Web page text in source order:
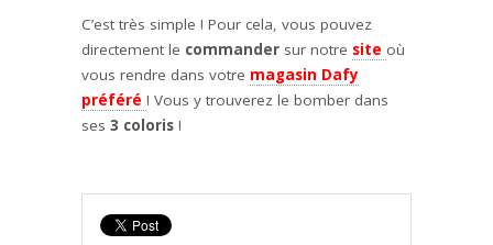
C’est très simple ! Pour cela, vous pouvez
directement le commander sur notre site où
vous rendre dans votre magasin Dafy
préféré ! Vous y trouverez le bomber dans
ses 3 coloris !